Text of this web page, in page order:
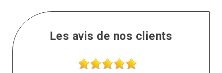
Les avis de nos clients